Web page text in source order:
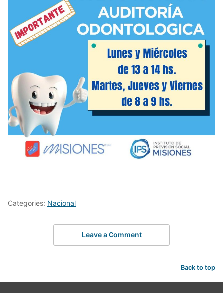
Categories: Nacional
Leave a Comment
Back to top